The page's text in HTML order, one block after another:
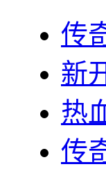
传
新
热
传